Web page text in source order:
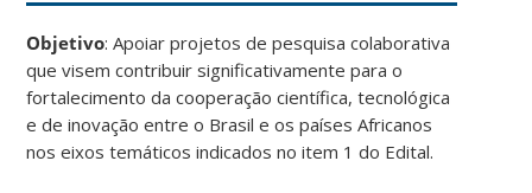
Objetivo: Apoiar projetos de pesquisa colaborativa
que visem contribuir significativamente para o
fortalecimento da cooperação científica, tecnológica
e de inovação entre o Brasil e os países Africanos
nos eixos temáticos indicados no item 1 do Edital.